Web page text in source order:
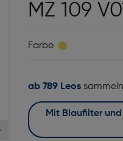
MZ 109
Farbe
ab 789 Leossammeln